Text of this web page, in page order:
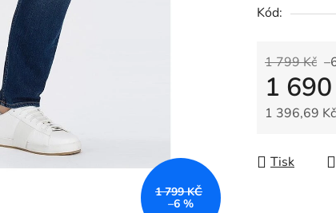
Kód:
1 799 Kč
1
1 396,69
Tisk
1 799 KČ
–6 %